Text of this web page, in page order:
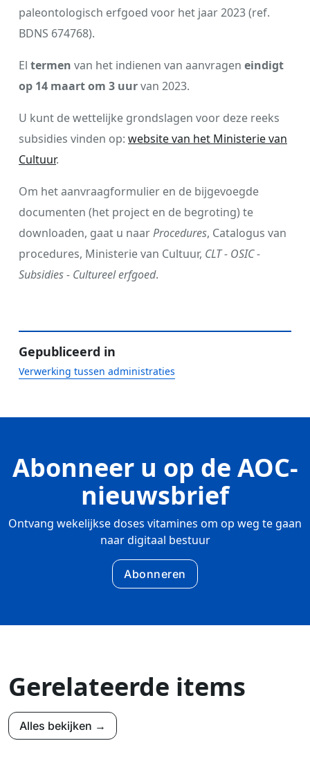
paleontologisch erfgoed voor het jaar 2023 (ref.
BDNS 674768).
El termen van het indienen van aanvragen eindigt
op 14 maart om 3 uurvan 2023.
U kunt de wettelijke grondslagen voor deze reeks
subsidies vinden op: website van het Ministerie van
Cultuur.
Om het aanvraagformulier en de bijgevoegde
documenten (het project en de begroting) te
downloaden, gaat u naarProcedures, Catalogus van
procedures, Ministerie van Cultuur, CLT - OSIC -
Subsidies - Cultureel erfgoed.
Gepubliceerd in
Verwerking tussen administraties
Abonneer u op de AOC-
nieuwsbrief
Ontvang wekelijkse doses vitamines om op weg te gaan
naar digitaal bestuur
Abonneren
Gerelateerde items
Alles bekijken →